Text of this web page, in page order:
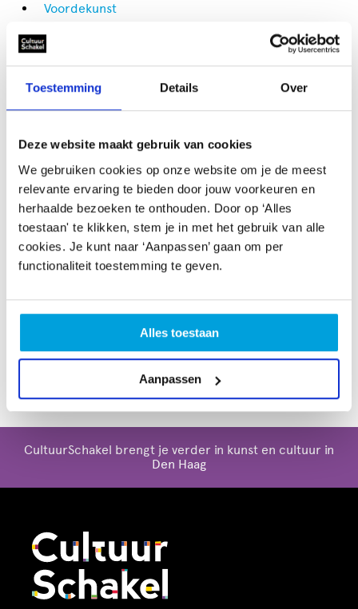
Toestemming Details Over
Deze website maakt gebruik van cookies
We gebruiken cookies op onze website om je de meest
relevante ervaring te bieden door jouw voorkeuren en
herhaalde bezoeken te onthouden. Door op ‘Alles
toestaan' te klikken, stem je in met het gebruik van alle
cookies. Je kunt naar ‘Aanpassen’ gaan om per
functionaliteit toestemming te geven.
Alles toestaan
Aanpassen
Voordekunst
Fonds voor Cultuurparticipatie
Samen Cultuurmaken: Open oproep Kinderen
en Jongeren Toeslagenaffaire
Cultuureducatie in het vmbo, vso en pro
2025-2028
Cultuureducatie in het mbo 2025-2028
Prins Bernhard Cultuurfonds
VSBfonds
Fonds21
Ik ben geweldig
Popradar Music support
(kunstparticipatie voor ouderen)
Janivo Stichting -Kunst
CultuurSchakel brengt je verder in kunst en cultuur in
Den Haag